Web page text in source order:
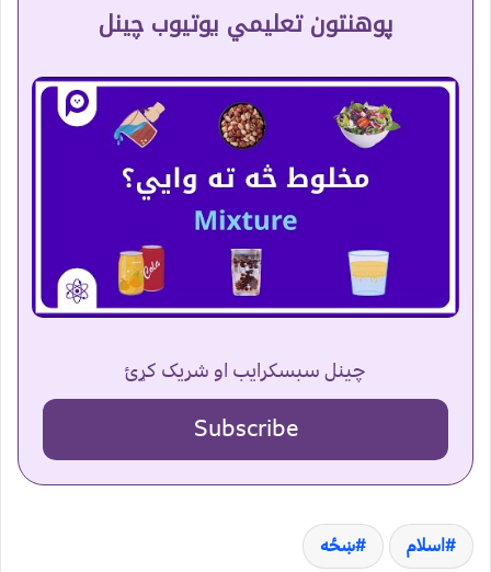
پوهنتون تعلیمي یوتیوب چینل
چینل سبسکرایب او شریک کړئ
Subscribe
اسلام ښځه